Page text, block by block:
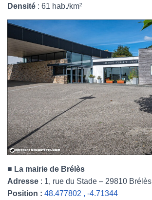
Densité : 61 hab./km²
■ La mairie de Brélès
Adresse : 1, rue du Stade – 29810 Brélès
Position : 48.477802 , -4.71344